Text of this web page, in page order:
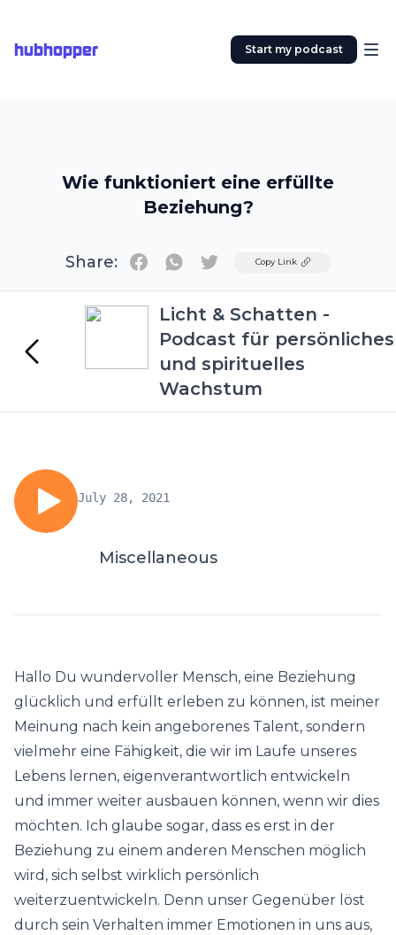
hubhopper Start my podcast
Wie funktioniert eine erfüllte
Beziehung?
Share: TwitterCopy Link
Licht & Schatten -
Podcast für persönliches
und spirituelles
Wachstum
July 28, 2021
Miscellaneous
Hallo Du wundervoller Mensch, eine Beziehung
glücklich und erfüllt erleben zu können, ist meiner
Meinung nach kein angeborenes Talent, sondern
vielmehr eine Fähigkeit, die wir im Laufe unseres
Lebens lernen, eigenverantwortlich entwickeln
und immer weiter ausbauen können, wenn wir dies
möchten. Ich glaube sogar, dass es erst in der
Beziehung zu einem anderen Menschen möglich
wird, sich selbst wirklich persönlich
weiterzuentwickeln. Denn unser Gegenüber löst
durch sein Verhalten immer Emotionen in uns aus,